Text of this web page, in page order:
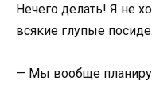
Нечего делать! Я не
всякие глупые
— Мы вообще